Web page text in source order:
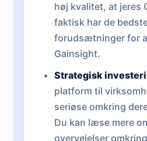
høj kvalitet, at jeres
faktisk har de
forudsætninger for
Gainsight.
Strategisk
platform til
seriøse omkring
Du kan læse mere
overvejelser